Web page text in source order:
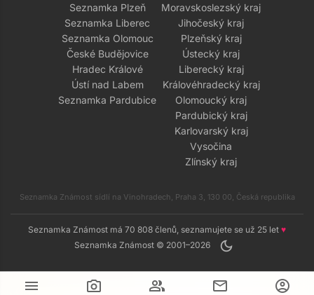
menu camera_alt group mail account_circle
Seznamka Plzeň
Seznamka Liberec
Seznamka Olomouc
České Budějovice
Hradec Králové
Ústí nad Labem
Seznamka Pardubice
Moravskoslezský kraj
Jihočeský kraj
Plzeňský kraj
Ústecký kraj
Liberecký kraj
Královéhradecký kraj
Olomoucký kraj
Pardubický kraj
Karlovarský kraj
Vysočina
Zlínský kraj
Seznamka Známost sídlí na Vinohradech, Praha 3, 130 00, Česká republika
Seznamka Známost má 70 808 členů, seznamujete se už 25 let ♥
Seznamka Známost © 2001–2026
dark_mode